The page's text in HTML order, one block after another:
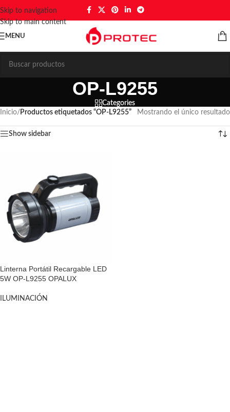
Skip to navigation
Skip to main content
MENU
OP-L9255
Categories
Inicio/ Productos etiquetados “OP-L9255” Mostrando el único resultado
Show sidebar
Linterna Portátil Recargable LED
5W OP-L9255 OPALUX
ILUMINACIÓN